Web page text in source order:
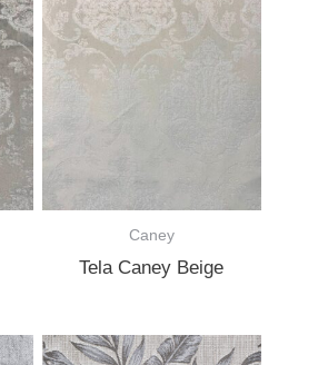
Caney
Tela Caney Beige